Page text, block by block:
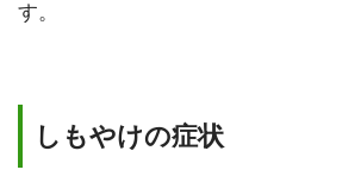
す。
しもやけの症状